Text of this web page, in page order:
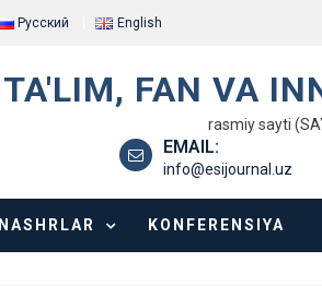
Русский English
TA'LIM, FAN VA
rasmiy sayti
EMAIL:
info@esijournal.uz
NASHRLAR KONFERENSIYA